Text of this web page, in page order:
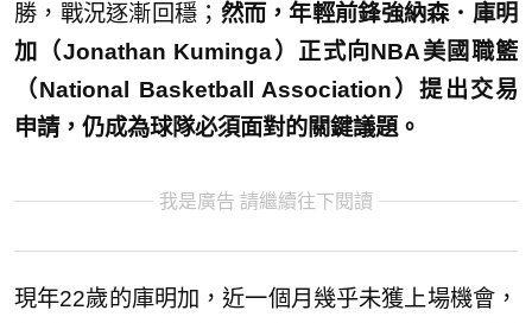
勝，戰況逐漸回穩； 然而，年輕前鋒強納森．庫明
加（Jonathan Kuminga）正式向NBA美國職籃
（National Basketball Association）提出交易
申請，仍成為球隊必須面對的關鍵議題。
我是廣告 請繼續往下閱讀
現年22歲的庫明加，近一個月幾乎未獲上場機會，